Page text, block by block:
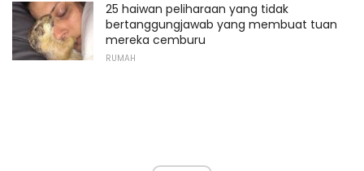
25 haiwan peliharaan yang tidak
bertanggungjawab yang membuat tuan
mereka cemburu
RUMAH